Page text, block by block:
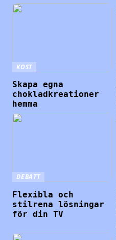
KOST
Skapa egna
chokladkreationer
hemma
DEBATT
Flexibla och
stilrena lösningar
för din TV